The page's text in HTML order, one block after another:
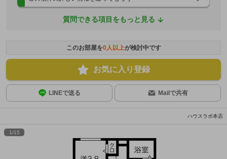
質問できる項目をもっと見る
このお部屋を0人以上が検討中です
お気に入り登録
LINEで送る Mailで共有
ハウスラボ本店
1/15